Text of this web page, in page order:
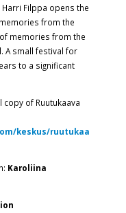
Filppa opens the
from the
memories from the
A small festival for
to a significant
of Ruutukaava
keskus/ruutukaa
Karoliina